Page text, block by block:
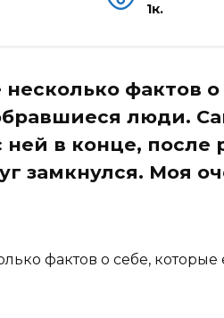
1к.
фактов
люди.
ней в конце, после
замкнулся. Моя
фактов о себе,